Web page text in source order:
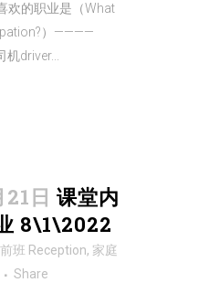
欢的职业是（What
）————
driver...
日 课堂内
8\1\2022
班 Reception, 家庭
Share